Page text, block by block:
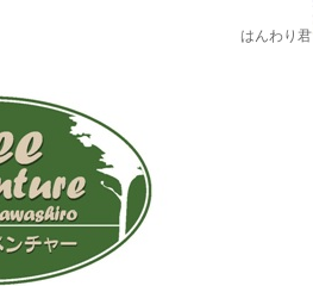
はんわり君